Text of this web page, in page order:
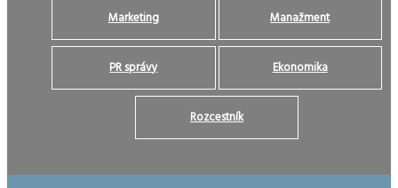
Marketing Manažment
PR správy Ekonomika
Rozcestník